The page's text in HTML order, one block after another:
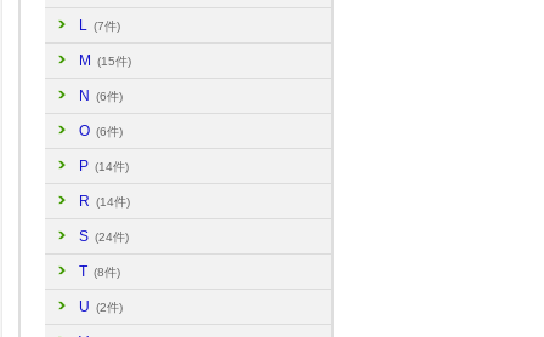
L (7件)
M (15件)
N (6件)
O (6件)
P (14件)
R (14件)
S (24件)
T (8件)
U (2件)